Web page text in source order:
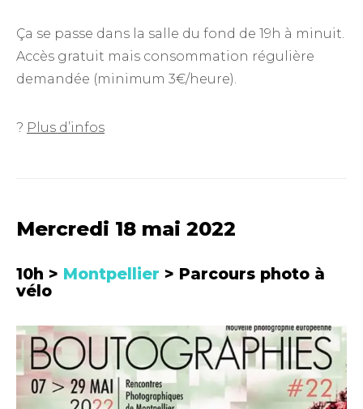
Ça se passe dans la salle du fond de 19h à minuit.
Accès gratuit mais consommation régulière
demandée (minimum 3€/heure).
? Plus d’infos
Mercredi 18 mai 2022
10h > Montpellier > Parcours photo à
vélo